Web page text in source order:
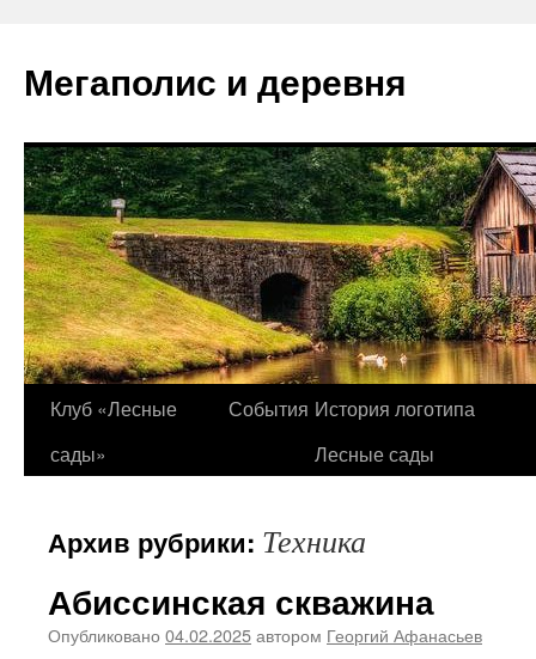
содержимому
Мегаполис и деревня
Клуб «Лесные
сады»
События История логотипа
Лесные сады
Архив рубрики: Техника
Абиссинская скважина
Опубликовано 04.02.2025автором Георгий Афанасьев